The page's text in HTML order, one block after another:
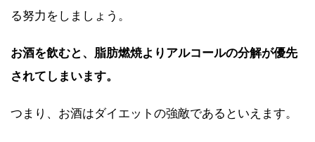
る努力をしましょう。
お酒を飲むと、脂肪燃焼よりアルコールの分解が優先
されてしまいます。
つまり、お酒はダイエットの強敵であるといえます。